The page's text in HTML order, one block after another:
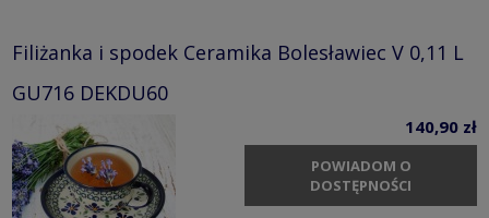
Filiżanka i spodek Ceramika Bolesławiec V 0,11 L
GU716 DEKDU60
140,90 zł
POWIADOM O
DOSTĘPNOŚCI